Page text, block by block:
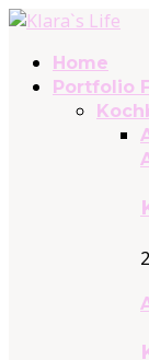
Home
Portfolio